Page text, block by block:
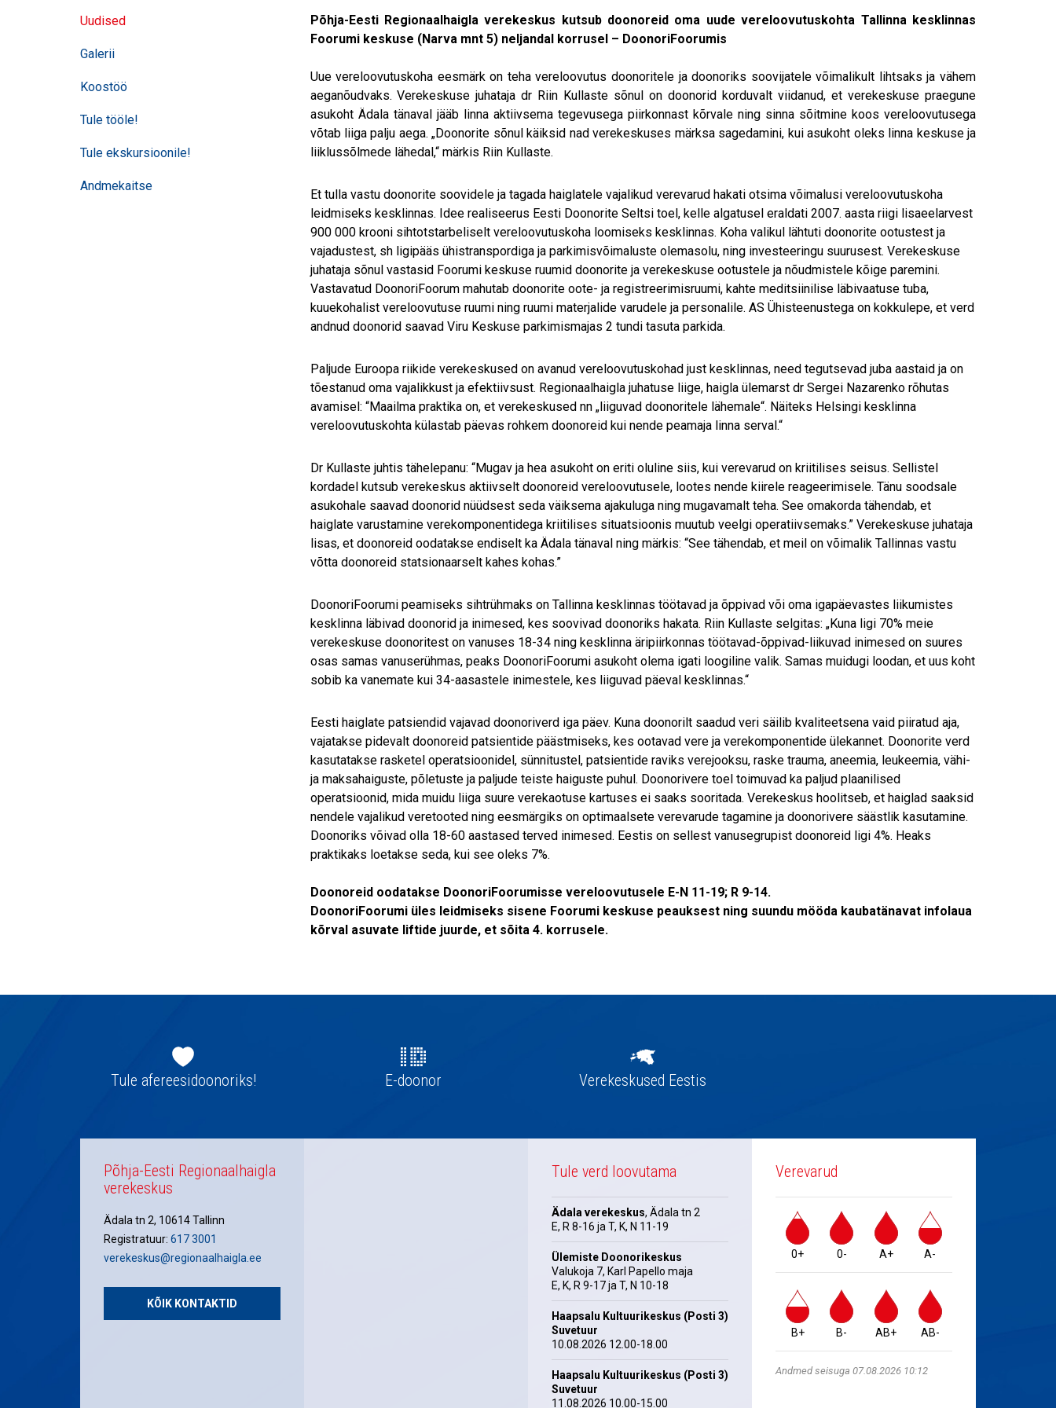
navigatsioon
Uudised
Galerii
Koostöö
Tule tööle!
Tule ekskursioonile!
Andmekaitse
Põhja-Eesti Regionaalhaigla verekeskus kutsub doonoreid oma uude vereloovutuskohta Tallinna kesklinnas
Foorumi keskuse (Narva mnt 5) neljandal korrusel – DoonoriFoorumis
Uue vereloovutuskoha eesmärk on teha vereloovutus doonoritele ja doonoriks soovijatele võimalikult lihtsaks ja vähem
aeganõudvaks. Verekeskuse juhataja dr Riin Kullaste sõnul on doonorid korduvalt viidanud, et verekeskuse praegune
asukoht Ädala tänaval jääb linna aktiivsema tegevusega piirkonnast kõrvale ning sinna sõitmine koos vereloovutusega
võtab liiga palju aega. „Doonorite sõnul käiksid nad verekeskuses märksa sagedamini, kui asukoht oleks linna keskuse ja
liiklussõlmede lähedal,“ märkis Riin Kullaste.
Et tulla vastu doonorite soovidele ja tagada haiglatele vajalikud verevarud hakati otsima võimalusi vereloovutuskoha
leidmiseks kesklinnas. Idee realiseerus Eesti Doonorite Seltsi toel, kelle algatusel eraldati 2007. aasta riigi lisaeelarvest
900 000 krooni sihtotstarbeliselt vereloovutuskoha loomiseks kesklinnas. Koha valikul lähtuti doonorite ootustest ja
vajadustest, sh ligipääs ühistranspordiga ja parkimisvõimaluste olemasolu, ning investeeringu suurusest. Verekeskuse
juhataja sõnul vastasid Foorumi keskuse ruumid doonorite ja verekeskuse ootustele ja nõudmistele kõige paremini.
Vastavatud DoonoriFoorum mahutab doonorite oote- ja registreerimisruumi, kahte meditsiinilise läbivaatuse tuba,
kuuekohalist vereloovutuse ruumi ning ruumi materjalide varudele ja personalile. AS Ühisteenustega on kokkulepe, et verd
andnud doonorid saavad Viru Keskuse parkimismajas 2 tundi tasuta parkida.
Paljude Euroopa riikide verekeskused on avanud vereloovutuskohad just kesklinnas, need tegutsevad juba aastaid ja on
tõestanud oma vajalikkust ja efektiivsust. Regionaalhaigla juhatuse liige, haigla ülemarst dr Sergei Nazarenko rõhutas
avamisel: “Maailma praktika on, et verekeskused nn „liiguvad doonoritele lähemale“. Näiteks Helsingi kesklinna
vereloovutuskohta külastab päevas rohkem doonoreid kui nende peamaja linna serval.“
Dr Kullaste juhtis tähelepanu: “Mugav ja hea asukoht on eriti oluline siis, kui verevarud on kriitilises seisus. Sellistel
kordadel kutsub verekeskus aktiivselt doonoreid vereloovutusele, lootes nende kiirele reageerimisele. Tänu soodsale
asukohale saavad doonorid nüüdsest seda väiksema ajakuluga ning mugavamalt teha. See omakorda tähendab, et
haiglate varustamine verekomponentidega kriitilises situatsioonis muutub veelgi operatiivsemaks.” Verekeskuse juhataja
lisas, et doonoreid oodatakse endiselt ka Ädala tänaval ning märkis: “See tähendab, et meil on võimalik Tallinnas vastu
võtta doonoreid statsionaarselt kahes kohas.”
DoonoriFoorumi peamiseks sihtrühmaks on Tallinna kesklinnas töötavad ja õppivad või oma igapäevastes liikumistes
kesklinna läbivad doonorid ja inimesed, kes soovivad doonoriks hakata. Riin Kullaste selgitas: „Kuna ligi 70% meie
verekeskuse doonoritest on vanuses 18-34 ning kesklinna äripiirkonnas töötavad-õppivad-liikuvad inimesed on suures
osas samas vanuserühmas, peaks DoonoriFoorumi asukoht olema igati loogiline valik. Samas muidugi loodan, et uus koht
sobib ka vanemate kui 34-aasastele inimestele, kes liiguvad päeval kesklinnas.“
Eesti haiglate patsiendid vajavad doonoriverd iga päev. Kuna doonorilt saadud veri säilib kvaliteetsena vaid piiratud aja,
vajatakse pidevalt doonoreid patsientide päästmiseks, kes ootavad vere ja verekomponentide ülekannet. Doonorite verd
kasutatakse rasketel operatsioonidel, sünnitustel, patsientide raviks verejooksu, raske trauma, aneemia, leukeemia, vähi-
ja maksahaiguste, põletuste ja paljude teiste haiguste puhul. Doonorivere toel toimuvad ka paljud plaanilised
operatsioonid, mida muidu liiga suure verekaotuse kartuses ei saaks sooritada. Verekeskus hoolitseb, et haiglad saaksid
nendele vajalikud veretooted ning eesmärgiks on optimaalsete verevarude tagamine ja doonorivere säästlik kasutamine.
Doonoriks võivad olla 18-60 aastased terved inimesed. Eestis on sellest vanusegrupist doonoreid ligi 4%. Heaks
praktikaks loetakse seda, kui see oleks 7%.
Doonoreid oodatakse DoonoriFoorumisse vereloovutusele E-N 11-19; R 9-14.
DoonoriFoorumi üles leidmiseks sisene Foorumi keskuse peauksest ning suundu mööda kaubatänavat infolaua
kõrval asuvate liftide juurde, et sõita 4. korrusele.
navigatsioonTule afereesidoonoriks! E-doonor Verekeskused Eestis
Põhja-Eesti Regionaalhaigla
verekeskus
Ädala tn 2, 10614 Tallinn
Registratuur: 617 3001
verekeskus@regionaalhaigla.ee
KÕIK KONTAKTID
Tule verd loovutama
Ädala verekeskus, Ädala tn 2
E, R 8-16 ja T, K, N 11-19
Ülemiste Doonorikeskus
Valukoja 7, Karl Papello maja
E, K, R 9-17 ja T, N 10-18
Haapsalu Kultuurikeskus (Posti 3)
Suvetuur
10.08.2026 12.00-18.00
Haapsalu Kultuurikeskus (Posti 3)
Suvetuur
11.08.2026 10.00-15.00
Verevarud
0+ 0- A+ A-
B+ B- AB+ AB-
Andmed seisuga 07.08.2026 10:12